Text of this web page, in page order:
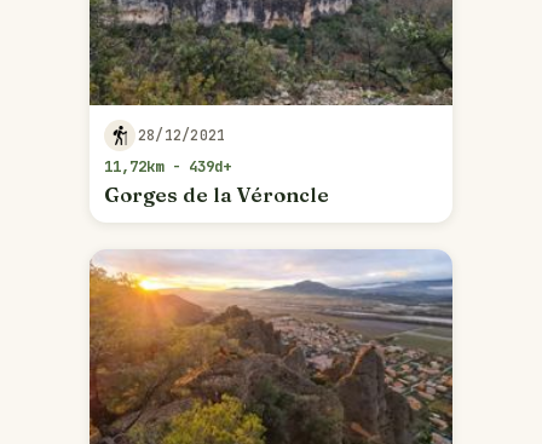
28/12/2021
11,72km - 439d+
Gorges de la Véroncle